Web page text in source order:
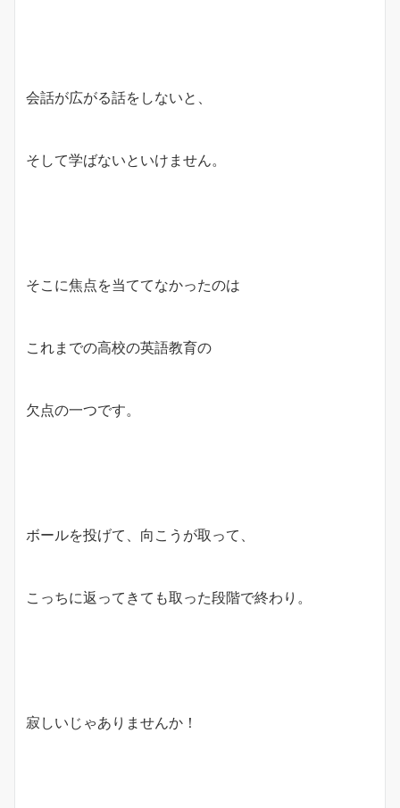
会話が広がる話をしないと、
そして学ばないといけません。
そこに焦点を当ててなかったのは
これまでの高校の英語教育の
欠点の一つです。
ボールを投げて、向こうが取って、
こっちに返ってきても取った段階で終わり。
寂しいじゃありませんか！